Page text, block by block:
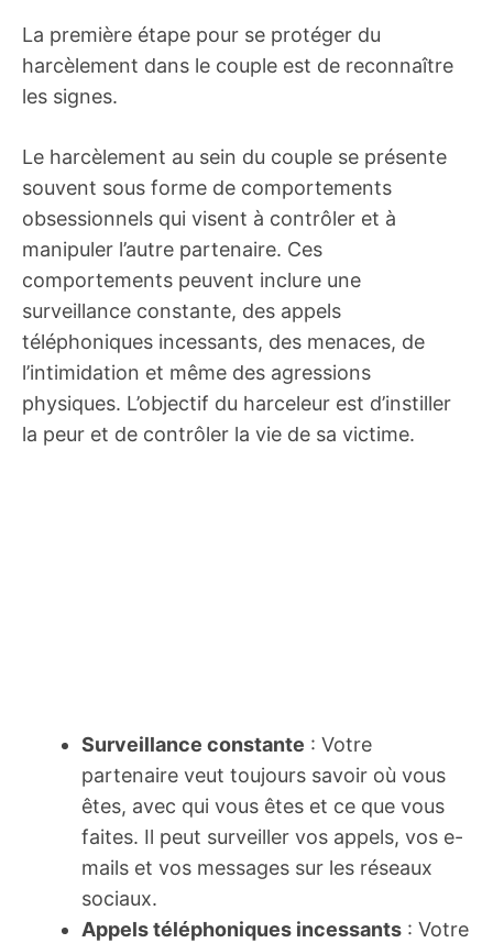
La première étape pour se protéger du
harcèlement dans le couple est de reconnaître
les signes.
Le harcèlement au sein du couple se présente
souvent sous forme de comportements
obsessionnels qui visent à contrôler et à
manipuler l’autre partenaire. Ces
comportements peuvent inclure une
surveillance constante, des appels
téléphoniques incessants, des menaces, de
l’intimidation et même des agressions
physiques. L’objectif du harceleur est d’instiller
la peur et de contrôler la vie de sa victime.
Surveillance constante : Votre
partenaire veut toujours savoir où vous
êtes, avec qui vous êtes et ce que vous
faites. Il peut surveiller vos appels, vos e-
mails et vos messages sur les réseaux
sociaux.
Appels téléphoniques incessants : Votre